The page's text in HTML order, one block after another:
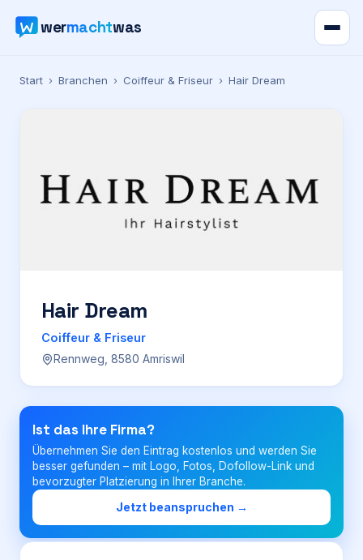
wermachtwas
Verzeichnis
Preise
Für Firmen
Login
Firma eintragen
Start › Branchen › Coiffeur & Friseur › Hair Dream
Hair Dream
Coiffeur & Friseur
Rennweg, 8580 Amriswil
Ist das Ihre Firma?
Übernehmen Sie den Eintrag kostenlos und werden Sie
besser gefunden – mit Logo, Fotos, Dofollow-Link und
bevorzugter Platzierung in Ihrer Branche.
Jetzt beanspruchen →